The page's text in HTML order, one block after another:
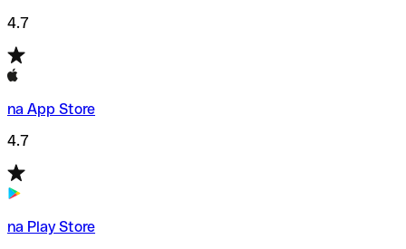
4.7
na App Store
4.7
na Play Store